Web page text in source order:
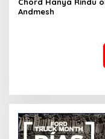
Chord Hanya Rindu
Andmesh